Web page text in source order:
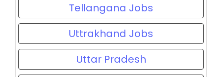
Tellangana Jobs
Uttrakhand Jobs
Uttar Pradesh